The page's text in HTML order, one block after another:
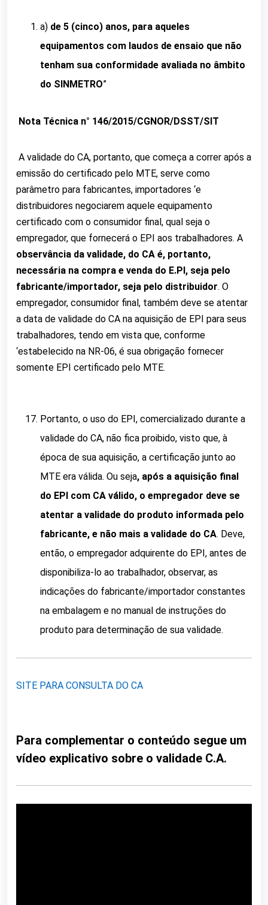
a) de 5 (cinco) anos, para aqueles
equipamentos com laudos de ensaio que não
tenham sua conformidade avaliada no âmbito
do SINMETRO”
Nota Técnica n° 146/2015/CGNOR/DSST/SIT
A validade do CA, portanto, que começa a correr após a
emissão do certificado pelo MTE, serve como
parâmetro para fabricantes, importadores ‘e
distribuidores negociarem aquele equipamento
certificado com o consumidor final, qual seja o
empregador, que fornecerá o EPI aos trabalhadores. A
observância da validade, do CA é, portanto,
necessária na compra e venda do E.PI, seja pelo
fabricante/importador, seja pelo distribuidor. O
empregador, consumidor final, também deve se atentar
a data de validade do CA na aquisição de EPI para seus
trabalhadores, tendo em vista que, conforme
‘estabelecido na NR-06, é sua obrigação fornecer
somente EPI certificado pelo MTE.
Portanto, o uso do EPI, comercializado durante a
validade do CA, não fica proibido, visto que, à
época de sua aquisição, a certificação junto ao
MTE era válida. Ou seja, após a aquisição final
do EPI com CA válido, o empregador deve se
atentar a validade do produto informada pelo
fabricante, e não mais a validade do CA. Deve,
então, o empregador adquirente do EPI, antes de
disponibiliza-lo ao trabalhador, observar, as
indicações do fabricante/importador constantes
na embalagem e no manual de instruções do
produto para determinação de sua validade.
SITE PARA CONSULTA DO CA
Para complementar o conteúdo segue um
vídeo explicativo sobre o validade C.A.